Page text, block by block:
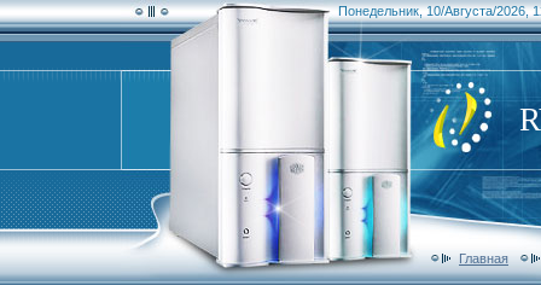
Понедельник, 10/Августа/2026,
Главная